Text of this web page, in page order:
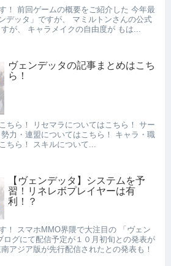
！ 前回ゲームの概要をご紹介した 今年最
デッタ」ですが、 マミルトンさんの公式
が、 キャラメイクの自由度が もは...
ヴェンデッタの記事まとめはこち
ら！
ちら！ リセマラについてはこちら！ サー
力・連盟についてはこちら！ キャラ・職
ちら！ スキルについて...
【ヴェンデッタ】システムを予
習！リネレボプレイヤーは有
利！？
！ スマホMMO界隈で大注目の 「ヴェン
ログにて配信予定が１０月初旬との発表が
アジア版が先行配信されたとの発表も！